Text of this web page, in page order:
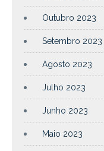
Outubro 2023
Setembro 2023
Agosto 2023
Julho 2023
Junho 2023
Maio 2023